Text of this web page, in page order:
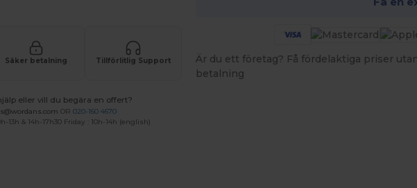
Säker betalning Tillförlitlig Support
eller vill du begära en offert?
OR 020-160 4670
13h & 14h-17h30 Friday : 10h-14h (english)
Är du ett företag? Få fördelaktiga priser
betalning